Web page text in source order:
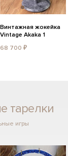
Винтажная жокейка
Vintage Akaka 1
68 700 ₽
тарелки
игры